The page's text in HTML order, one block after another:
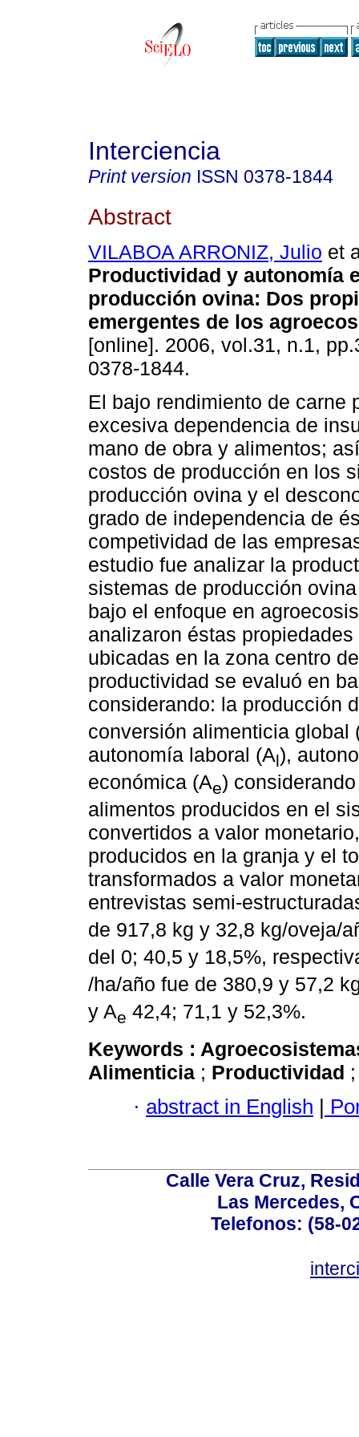
Interciencia
Print version ISSN 0378-1844
Abstract
VILABOA ARRONIZ, Julio et
Productividad y autonomía
producción ovina: Dos
emergentes de los
[online]. 2006, vol.31, n.1,
0378-1844.
El bajo rendimiento de carne
excesiva dependencia de
mano de obra y alimentos;
costos de producción en los
producción ovina y el
grado de independencia de
competividad de las
estudio fue analizar la
sistemas de producción
bajo el enfoque en
analizaron éstas
ubicadas en la zona centro
productividad se evaluó en
considerando: la producción
conversión alimenticia
autonomía laboral (Al),
económica (Ae)
alimentos producidos en el
convertidos a valor
producidos en la granja y el
transformados a valor
entrevistas semi-
de 917,8 kg y 32,8 kg/oveja/
del 0; 40,5 y 18,5%,
/ha/año fue de 380,9 y 57,2
y Ae 42,4; 71,1 y 52,3%.
Keywords :
Alimenticia ; Productividad
· abstract in English |
Calle Vera Cruz,
Las Mercedes,
Telefonos: (58-